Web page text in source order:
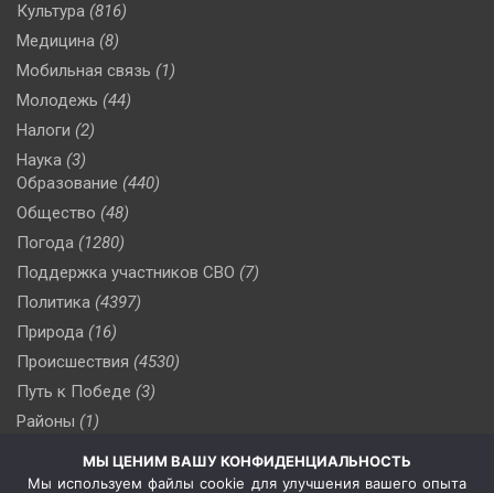
Культура (816)
Медицина (8)
Мобильная связь (1)
Молодежь (44)
Налоги (2)
Наука (3)
Образование (440)
Общество (48)
Погода (1280)
Поддержка участников СВО (7)
Политика (4397)
Природа (16)
Происшествия (4530)
Путь к Победе (3)
Районы (1)
(510)
Сельское хозяйство (3)
МЫ ЦЕНИМ ВАШУ КОНФИДЕНЦИАЛЬНОСТЬ
Мы используем файлы cookie для улучшения вашего опыта